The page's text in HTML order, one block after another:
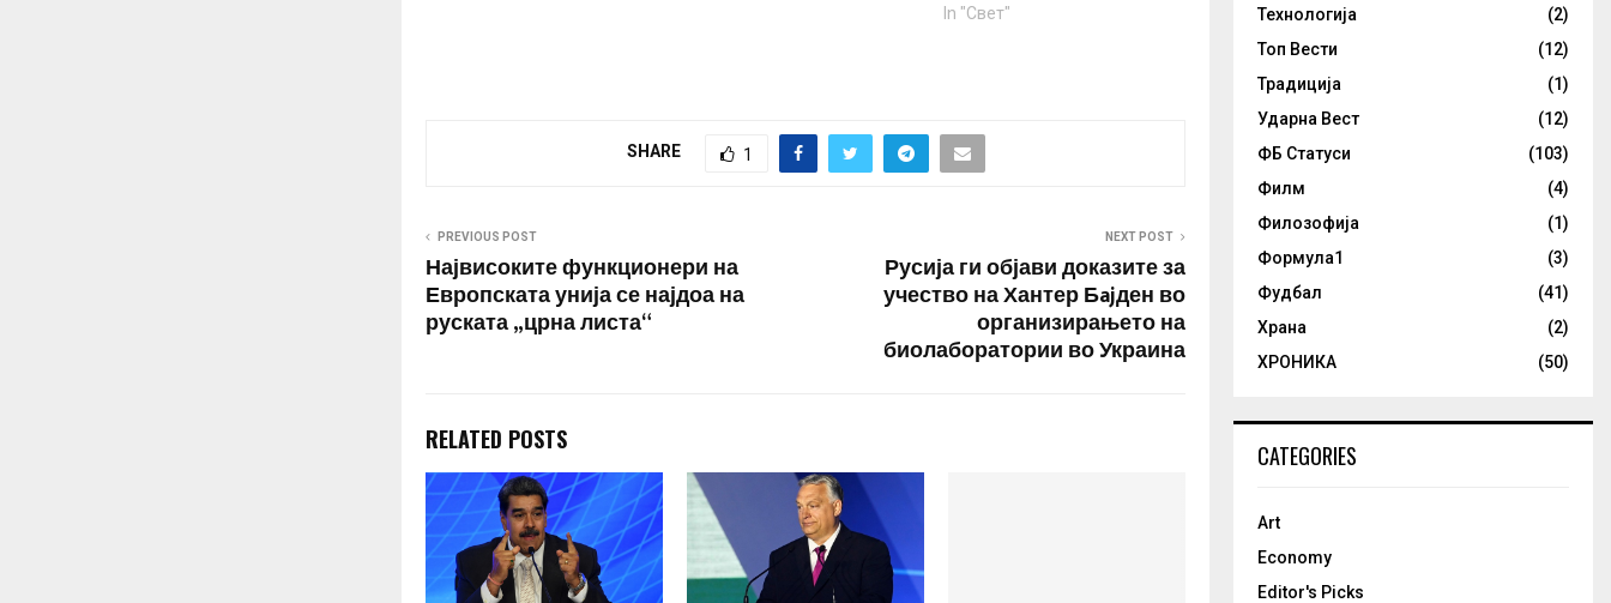
неговиот
Американците претходно
интервенирале во
за протестите во Израел…
In "Свет"
SHARE 1
PREVIOUS POST
Највисоките функционери на
Европската унија се најдоа на
руската „црна листа“
NEXT POST
Русија ги објави доказите за
учество на Хантер Бajден во
организирањето на
биолаборатории во Украина
RELATED POSTS
Технологија
(2)
Топ Вести
(12)
Традиција
(1)
Ударна Вест
(12)
ФБ Статуси
(103)
Филм
(4)
Филозофија
(1)
Формула1
(3)
Фудбал
(41)
Храна
(2)
ХРОНИКА
(50)
CATEGORIES
Art
Economy
Editor's Picks